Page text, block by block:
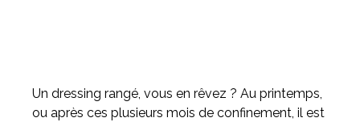
Un dressing rangé, vous en rêvez ? Au printemps,
ou après ces plusieurs mois de confinement, il est